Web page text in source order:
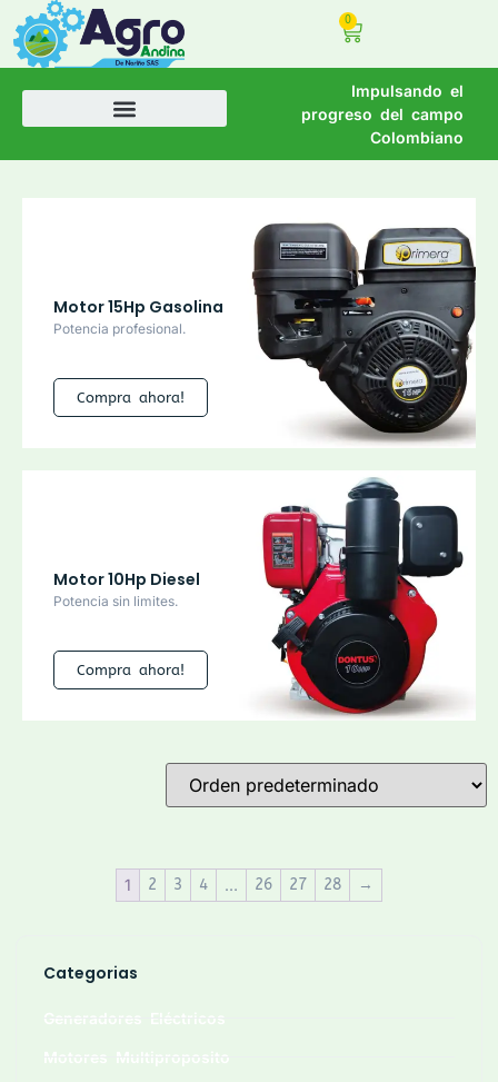
0
Impulsando el
progreso del campo
Colombiano
Categorias
Motor 15Hp Gasolina
Potencia profesional.
Compra ahora!
Motor 10Hp Diesel
Potencia sin limites.
Compra ahora!
1 2 3 4 … 26 27 28 →